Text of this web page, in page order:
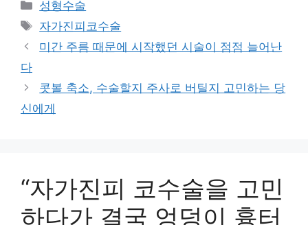
테
고
리
성형수술
태
그
자가진피코수술
미간 주름 때문에 시작했던 시술이 점점 늘어난
다
콧볼 축소, 수술할지 주사로 버틸지 고민하는 당
신에게
“자가진피 코수술을 고민
하다가 결국 엉덩이 흉터